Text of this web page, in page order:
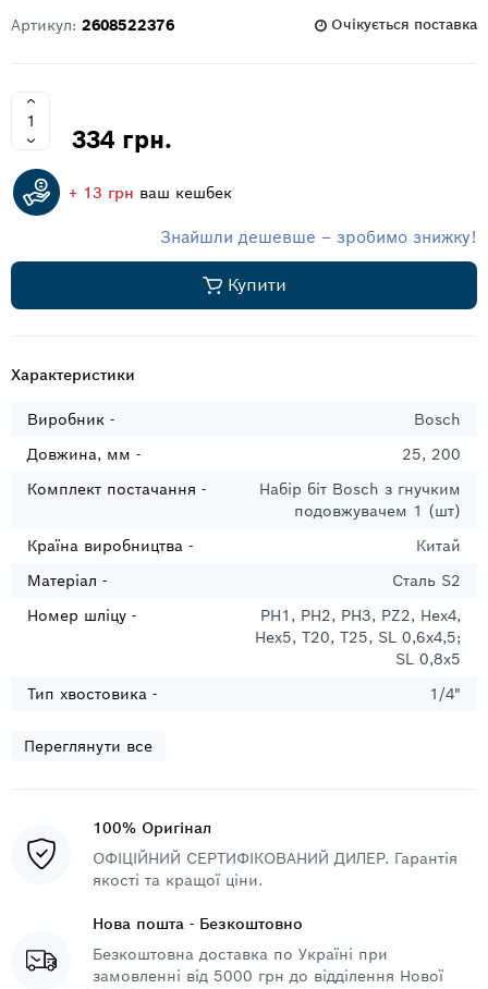
Артикул: 2608522376 Очікується поставка
334 грн.
+ 13 грн ваш кешбек
Знайшли дешевше – зробимо знижку!
Купити
Характеристики
Виробник -
Bosch
Довжина, мм -
25, 200
Комплект постачання -
Набір біт Bosch з гнучким
подовжувачем 1 (шт)
Країна виробництва -
Китай
Матеріал -
Сталь S2
Номер шліцу -
PH1, PH2, PH3, PZ2, Hex4,
Hex5, T20, T25, SL 0,6x4,5;
SL 0,8x5
Тип хвостовика -
1/4"
Переглянути все
100% Оригінал
ОФІЦІЙНИЙ СЕРТИФІКОВАНИЙ ДИЛЕР. Гарантія
якості та кращої ціни.
Нова пошта - Безкоштовно
Безкоштовна доставка по Україні при
замовленні від 5000 грн до відділення Нової